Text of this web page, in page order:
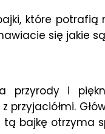
które
się jakie
przyrody i
przyjaciółmi.
bajkę